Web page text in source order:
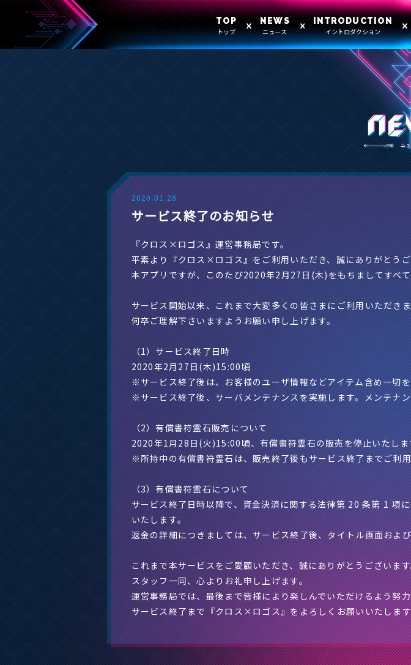
TOP
トップ
NEWS
ニュース
INTRODUCTION
イントロダクション
2020.01.28
サービス終了のお知らせ
『クロス×ロゴス』運営事務局です。
平素より『クロス×ロゴス』をご利用いただき、誠にありがとうご
本アプリですが、このたび2020年2月27日(木)をもちましてすべ
サービス開始以来、これまで大変多くの皆さまにご利用いただき
何卒ご理解下さいますようお願い申し上げます。
（1）サービス終了日時
2020年2月27日(木)15:00頃
※サービス終了後は、お客様のユーザ情報などアイテム含め一切
※サービス終了後、サーバメンテナンスを実施します。メンテナ
（2）有償書符霊石販売について
2020年1月28日(火)15:00頃、有償書符霊石の販売を停止いたしま
※所持中の有償書符霊石は、販売終了後もサービス終了までご利用
（3）有償書符霊石について
サービス終了日時以降で、資金決済に関する法律第 20 条第 1 項
いたします。
返金の詳細につきましては、サービス終了後、タイトル画面およ
これまで本サービスをご愛顧いただき、誠にありがとうございます
スタッフ一同、心よりお礼申し上げます。
運営事務局では、最後まで皆様により楽しんでいただけるよう努
サービス終了まで『クロス×ロゴス』をよろしくお願いいたしま